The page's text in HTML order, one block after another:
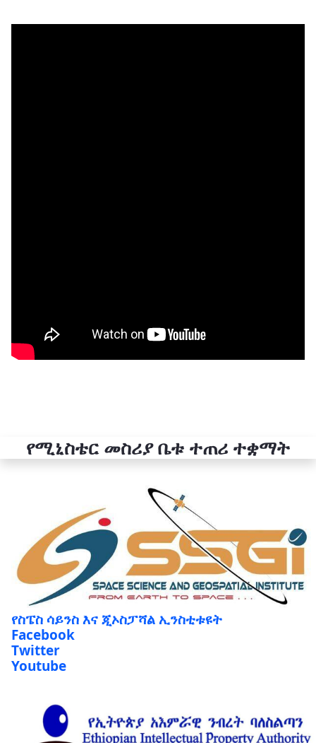
የስፔስ ሳይንስ እና ጂኦስፓሻል ኢንስቲቱዩት
Facebook
Twitter
Youtube